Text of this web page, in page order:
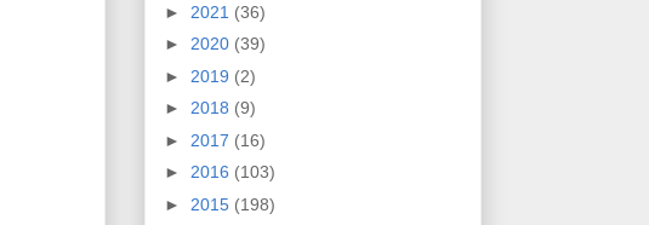
► 2021 (36)
► 2020 (39)
► 2019 (2)
► 2018 (9)
► 2017 (16)
► 2016 (103)
► 2015 (198)